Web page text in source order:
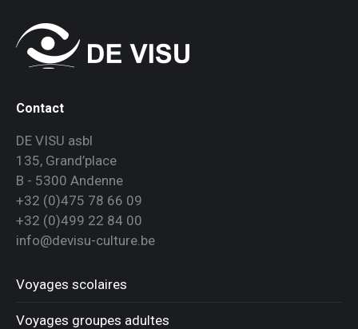
Contact
DE VISU asbl
135, Grand’place
B - 5300 Andenne
+32 (0)475 78 66 09
+32 (0)499 22 84 00
info@devisu-culture.be
Voyages scolaires
Voyages groupes adultes